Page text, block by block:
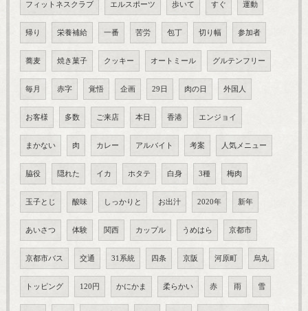
フィットネスクラブ エルスポーツ 歩いて すぐ 運動
帰り 栄養補給 一番 苦労 包丁 切り幅 参加者
蕎麦 焼き菓子 クッキー オートミール グルテンフリー
毎月 赤字 覚悟 企画 29日 肉の日 外国人
お客様 多数 ご来店 本日 香港 エンジョイ
まかない 肉 カレー アルバイト 考案 人気メニュー
脇役 隠れた イカ ホタテ 白身 3種 梅肉
玉子とじ 酸味 しっかりと お出汁 2020年 新年
あいさつ 体験 関西 カップル うめはら 京都市
京都市バス 交通 31系統 四条 京阪 河原町 烏丸
トッピング 120円 かにかま 柔らかい 赤 雨 雪